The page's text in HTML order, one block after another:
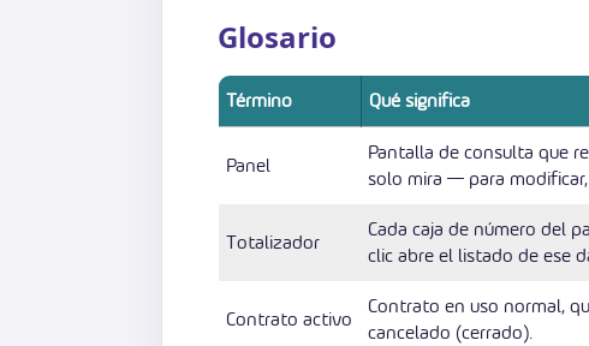
Glosario
Término Qué significa
Panel
Pantalla de consulta que
solo mira — para
Totalizador
Cada caja de número del
clic abre el listado de ese
Contrato activo
Contrato en uso normal,
cancelado (cerrado).